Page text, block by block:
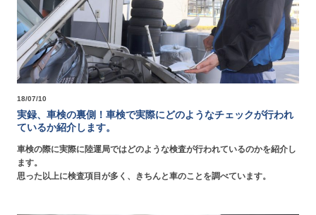
18/07/10
実録、車検の裏側！車検で実際にどのようなチェックが行われ
ているか紹介します。
車検の際に実際に陸運局ではどのような検査が行われているのかを紹介し
ます。
思った以上に検査項目が多く、きちんと車のことを調べています。